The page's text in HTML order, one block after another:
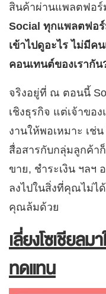
สินค้าผ่านแพลตฟอ
Social ทุกแพลตฟอร์
เข้าไปดูอะไร ไม่มีค
คอนเทนต์ของเรากัน
จริงอยู่ที่ ณ ตอนนี้
เชิงธุรกิจ แต่เจ้าขอ
งานให้พอเหมาะ เช่
สื่อสารกับกลุ่มลูกค้า
ขาย, ชำระเงิน ฯลฯ
ลงไปในสิ่งที่คุณไม่ไ
คุณล้มด้วย
เลี่ยงโซเชียลม
ทดแทน